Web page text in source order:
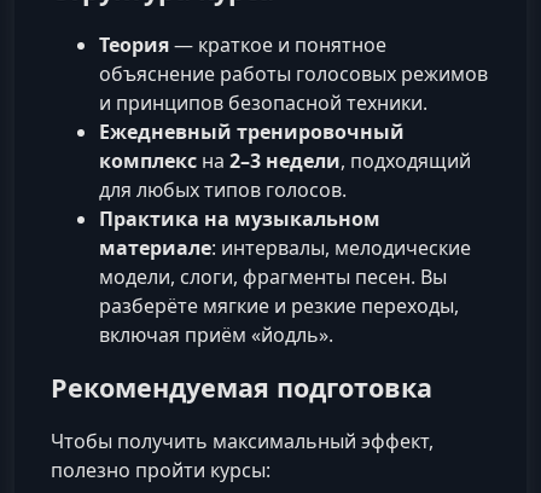
Теория— краткое и понятное
объяснение работы голосовых режимов
и принципов безопасной техники.
Ежедневный тренировочный
комплекс на 2–3 недели, подходящий
для любых типов голосов.
Практика на музыкальном
материале: интервалы, мелодические
модели, слоги, фрагменты песен. Вы
разберёте мягкие и резкие переходы,
включая приём «йодль».
Рекомендуемая подготовка
Чтобы получить максимальный эффект,
полезно пройти курсы: